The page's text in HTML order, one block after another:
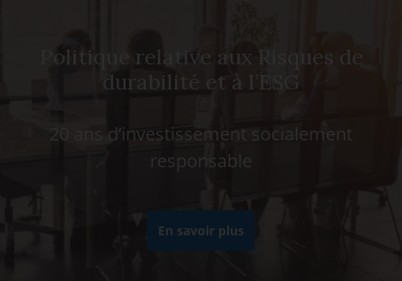
Politique relative aux Risques de
durabilité et à l’ESG
20 ans d’investissement socialement
responsable
En savoir plus